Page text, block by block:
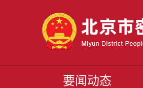
要闻动态